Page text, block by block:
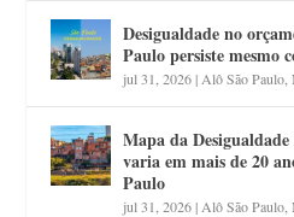
Desigualdade no
Paulo persiste mesmo
jul 31, 2026| Alô São Paulo ,
Mapa da
varia em mais de 20
Paulo
jul 31, 2026| Alô São Paulo ,